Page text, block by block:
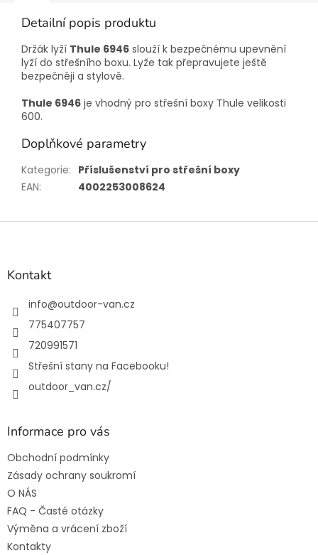
Detailní popis produktu
Držák lyží Thule 6946 slouží k bezpečnému upevnění
lyží do střešního boxu. Lyže tak přepravujete ještě
bezpečněji a stylově.
Thule 6946 je vhodný pro střešní boxy Thule velikosti
600.
Doplňkové parametry
Kategorie: Příslušenství pro střešní boxy
EAN: 4002253008624
Z
Kontakt
info@outdoor-van.cz
775407757
720991571
Střešní stany na Facebooku!
outdoor_van.cz/
Informace pro vás
Obchodní podmínky
Zásady ochrany soukromí
O NÁS
FAQ - Časté otázky
Výměna a vrácení zboží
Kontakty